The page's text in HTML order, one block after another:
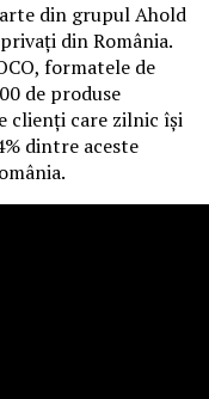
din grupul Ahold
din România.
formatele de
de produse
clienți care zilnic își
dintre aceste